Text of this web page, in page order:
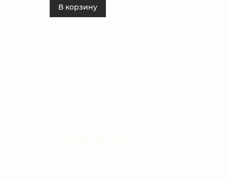
В корзину